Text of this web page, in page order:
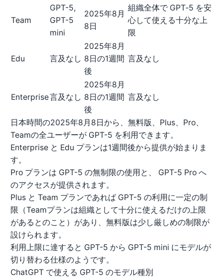
Team
GPT-5,
GPT-5
mini
2025年8月
8日
組織全体で GPT‑5 を安
心して使える十分な上
限
Edu 言及なし
2025年8月
8日の1週間
後
言及なし
Enterprise言及なし
2025年8月
8日の1週間
後
言及なし
日本時間の2025年8月8日から、無料版、Plus、Pro、
Teamの全ユーザーが GPT-5 を利用できます。
Enterprise と Edu プランは1週間後から提供が始まりま
す。
Pro プランは GPT-5 の無制限の使用と、 GPT-5 Pro へ
のアクセスが提供されます。
Plus と Team プランであれば GPT-5 の利用に一定の制
限（Teamプランは組織として十分に使えるだけの上限
があるとのこと）があり、無料版は少し厳しめの制限が
設けられます。
利用上限に達すると GPT-5 から GPT-5 mini にモデルが
切り替わる仕様のようです。
ChatGPT で使える GPT-5 のモデル種別